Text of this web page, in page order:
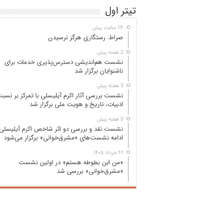
تیتر اول
19 ساعت پیش
صراط: رستگاری هرگز نرسیدن
2 هفته پیش
نشست هم‌اندیشی دسترس‌پذیری خدمات برای
ناشنوایان برگزار شد
3 هفته پیش
نشست بررسی آثار اکرم آیلیسلی با تمرکز بر
ادبیات، تاریخ و هویت ملی برگزار شد
3 هفته پیش
نشست نقد و بررسی دو اثر شاخص اکرم
ادامه نشست‌های «مشرق‌خوانی» برگزار می‌شود
۲۶ خرداد ۱۴۰۵
«من ابن بطوطه هستم» در اولین نشست
«مشرق‌خوانی» بررسی شد